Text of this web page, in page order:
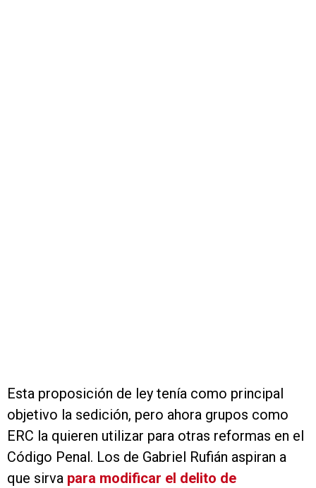
Esta proposición de ley tenía como principal
objetivo la sedición, pero ahora grupos como
ERC la quieren utilizar para otras reformas en el
Código Penal. Los de Gabriel Rufián aspiran a
que sirva para modificar el delito de